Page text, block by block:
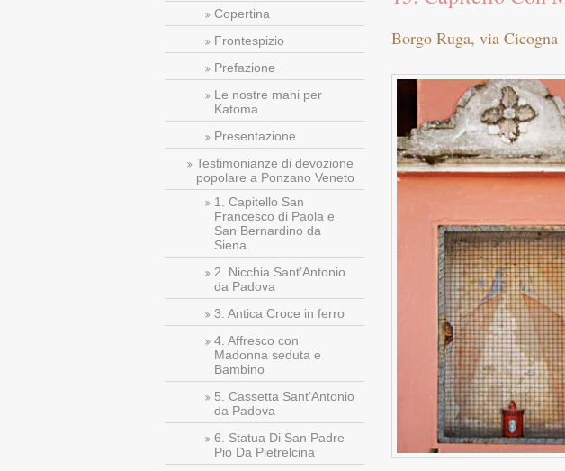
Copertina
Frontespizio
Prefazione
Le nostre mani per
Katoma
Presentazione
Testimonianze di devozione
popolare a Ponzano Veneto
1. Capitello San
Francesco di Paola e
San Bernardino da
Siena
2. Nicchia Sant’Antonio
da Padova
3. Antica Croce in ferro
4. Affresco con
Madonna seduta e
Bambino
5. Cassetta Sant’Antonio
da Padova
6. Statua Di San Padre
Pio Da Pietrelcina
Borgo Ruga, via Cicogna